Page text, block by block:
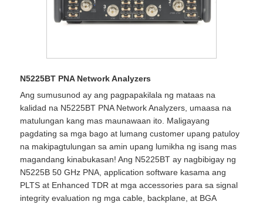
N5225BT PNA Network Analyzers
Ang sumusunod ay ang pagpapakilala ng mataas na
kalidad na N5225BT PNA Network Analyzers, umaasa na
matulungan kang mas maunawaan ito. Maligayang
pagdating sa mga bago at lumang customer upang patuloy
na makipagtulungan sa amin upang lumikha ng isang mas
magandang kinabukasan! Ang N5225BT ay nagbibigay ng
N5225B 50 GHz PNA, application software kasama ang
PLTS at Enhanced TDR at mga accessories para sa signal
integrity evaluation ng mga cable, backplane, at BGA